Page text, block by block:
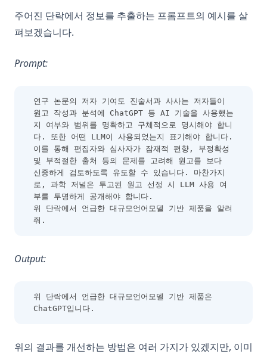
주어진 단락에서 정보를 추출하는 프롬프트의 예시를 살
펴보겠습니다.
Prompt:
연구 논문의 저자 기여도 진술서과 사사는 저자들이
원고 작성과 분석에 ChatGPT 등 AI 기술을 사용했는
지 여부와 범위를 명확하고 구체적으로 명시해야 합니
다. 또한 어떤 LLM이 사용되었는지 표기해야 합니다.
이를 통해 편집자와 심사자가 잠재적 편향, 부정확성
및 부적절한 출처 등의 문제를 고려해 원고를 보다
신중하게 검토하도록 유도할 수 있습니다. 마찬가지
로, 과학 저널은 투고된 원고 선정 시 LLM 사용 여
부를 투명하게 공개해야 합니다.
위 단락에서 언급한 대규모언어모델 기반 제품을 알려
줘.
Output:
위 단락에서 언급한 대규모언어모델 기반 제품은
ChatGPT입니다.
위의 결과를 개선하는 방법은 여러 가지가 있겠지만, 이미